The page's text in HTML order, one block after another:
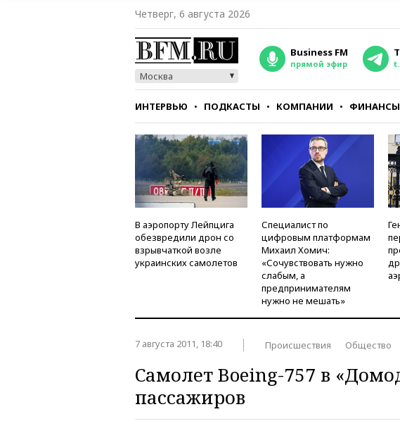
Четверг, 6 августа 2026
Москва
Business FM
прямой эфир
ИНТЕРВЬЮ ПОДКАСТЫ КОМПАНИИ ФИНАНСЫ
СТИЛЬ ТЕСТЫ
В аэропорту Лейпцига
обезвредили дрон со
взрывчаткой возле
украинских самолетов
Специалист по
цифровым платформам
Михаил Хомич:
«Сочувствовать нужно
слабым, а
предпринимателям
нужно не мешать»
7 августа 2011, 18:40 Происшествия Общество
Самолет Boeing-757 в
пассажиров